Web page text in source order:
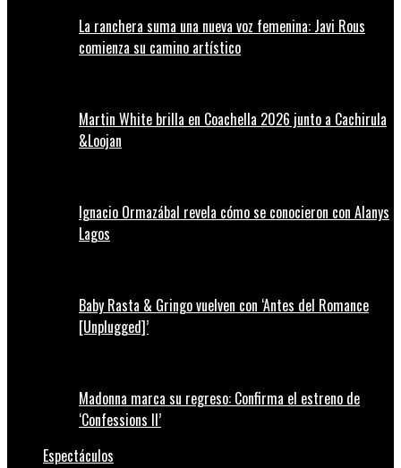
La ranchera suma una nueva voz femenina: Javi Rous
comienza su camino artístico
Martin White brilla en Coachella 2026 junto a Cachirula
&Loojan
Ignacio Ormazábal revela cómo se conocieron con Alanys
Lagos
Baby Rasta & Gringo vuelven con ‘Antes del Romance
[Unplugged]’
Madonna marca su regreso: Confirma el estreno de
‘Confessions II’
Espectáculos